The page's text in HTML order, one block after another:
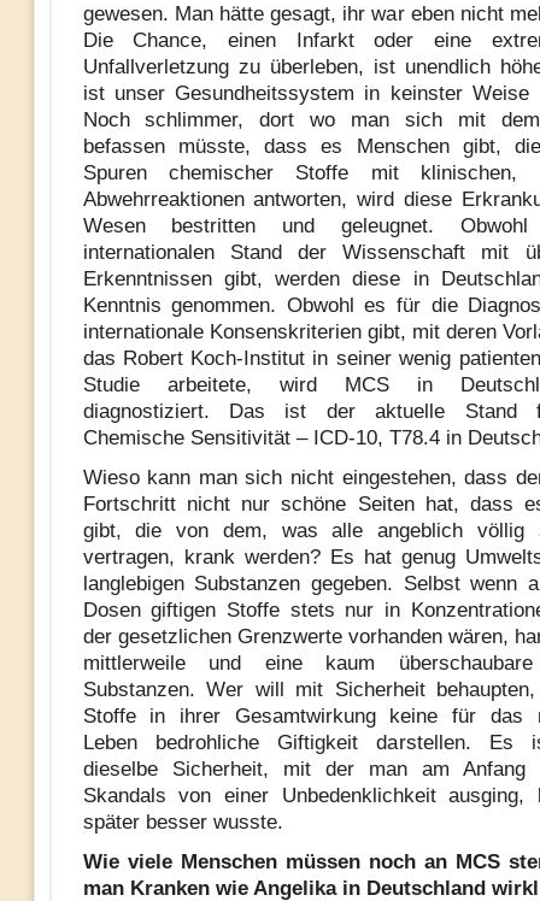
gewesen. Man hätte gesagt, ihr war eben nicht
Die Chance, einen Infarkt oder eine
Unfallverletzung zu überleben, ist unendlich
ist unser Gesundheitssystem in keinster Weise
Noch schlimmer, dort wo man sich mit dem
befassen müsste, dass es Menschen gibt,
Spuren chemischer Stoffe mit klinischen,
Abwehrreaktionen antworten, wird diese
Wesen bestritten und geleugnet.
internationalen Stand der Wissenschaft mit
Erkenntnissen gibt, werden diese in
Kenntnis genommen. Obwohl es für die
internationale Konsenskriterien gibt, mit deren
das Robert Koch-Institut in seiner wenig
Studie arbeitete, wird MCS in
diagnostiziert. Das ist der aktuelle Stand
Chemische Sensitivität – ICD-10, T78.4 in
Wieso kann man sich nicht eingestehen, dass
Fortschritt nicht nur schöne Seiten hat, dass
gibt, die von dem, was alle angeblich völlig
vertragen, krank werden? Es hat genug
langlebigen Substanzen gegeben. Selbst wenn
Dosen giftigen Stoffe stets nur in
der gesetzlichen Grenzwerte vorhanden wären,
mittlerweile und eine kaum
Substanzen. Wer will mit Sicherheit
Stoffe in ihrer Gesamtwirkung keine für das
Leben bedrohliche Giftigkeit darstellen. Es
dieselbe Sicherheit, mit der man am Anfang
Skandals von einer Unbedenklichkeit
später besser wusste.
Wie viele Menschen müssen noch an MCS
man Kranken wie Angelika in Deutschland